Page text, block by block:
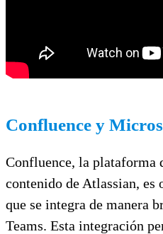
Confluence y
Confluence, la plataforma
contenido de Atlassian, es
que se integra de manera
Teams. Esta integración